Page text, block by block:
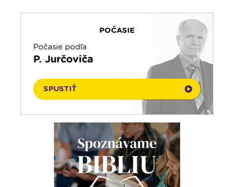
09. 08. 2026
Infolumen
Emauzy - sv. omša 18:00
09. 08. 2026
POČASIE
Počasie podľa
P. Jurčoviča
SPUSTIŤ